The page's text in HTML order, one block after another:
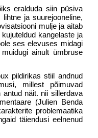
eralduda siin püsiva
ja suurejooneline,
mulje ja aitab
kangelaste ja
ses elevuses midagi
ainult ümbruse
pildirikas stiil andnud
millest põimuvad
näit. nii sillerdava
(Julien Benda
problemaatika
täiendusi eelnenud